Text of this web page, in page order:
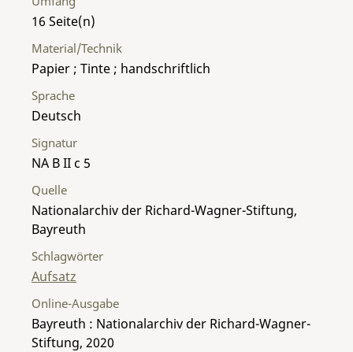
16
Material/Technik
Papier ; Tinte ; handschriftlich
Sprache
Deutsch
Signatur
NA B II c 5
Quelle
Nationalarchiv der Richard-Wagner-Stiftung,
Bayreuth
Schlagwörter
Aufsatz
Online-Ausgabe
Bayreuth : Nationalarchiv der Richard-Wagner-
Stiftung, 2020